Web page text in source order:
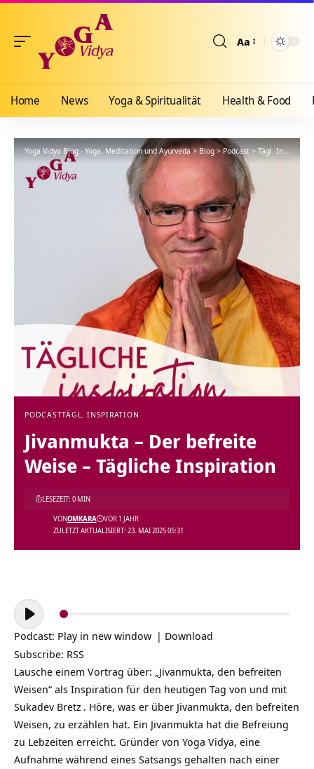
Aa
Home News Yoga & Spiritualität Health & Food
Yoga Vidya Blog - Yoga, Meditation und Ayurveda>Blog>Podcast>Tägl. Inspiration
PODCASTTÄGL. INSPIRATION
Jivanmukta – Der befreite
Weise – Tägliche Inspiration
ZULETZT AKTUALISIERT: 23. MAI 2025 05:31
VONOMKARA VOR 1 JAHR
LESEZEIT: 0 MIN
Audio-
Player
Podcast: Play in new window | Download
Subscribe: RSS
Lausche einem Vortrag über: „Jivanmukta, den befreiten
Weisen“ als Inspiration für den heutigen Tag von und mit
Sukadev Bretz . Höre, was er über Jivanmukta, den befreiten
Weisen, zu erzählen hat. Ein Jivanmukta hat die Befreiung
zu Lebzeiten erreicht. Gründer von Yoga Vidya, eine
Aufnahme während eines Satsangs gehalten nach einer